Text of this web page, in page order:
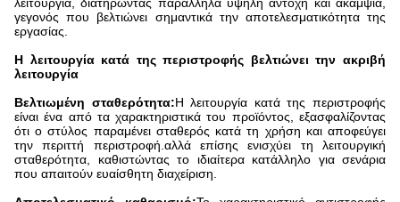
γεγονός που βελτιώνει σημαντικά την αποτελεσματικότητα της
εργασίας.
Η λειτουργία κατά της περιστροφής βελτιώνει την ακριβή
λειτουργία
Βελτιωμένη σταθερότητα:Η λειτουργία κατά της περιστροφής
είναι ένα από τα χαρακτηριστικά του προϊόντος, εξασφαλίζοντας
ότι ο στύλος παραμένει σταθερός κατά τη χρήση και αποφεύγει
την περιττή περιστροφή.αλλά επίσης ενισχύει τη λειτουργική
σταθερότητα, καθιστώντας το ιδιαίτερα κατάλληλο για σενάρια
που απαιτούν ευαίσθητη διαχείριση.